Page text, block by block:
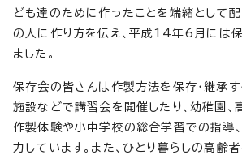
ども達のために作ったことを端緒として配
の人に作り方を伝え、平成14年6月には
ました。
保存会の皆さんは作製方法を保存・継承す
施設などで講習会を開催したり、幼稚園、
作製体験や小中学校の総合学習での指導
力しています。また、ひとり暮らしの高齢